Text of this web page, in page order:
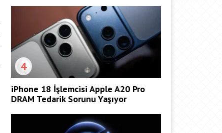
4
iPhone 18 İşlemcisi Apple A20 Pro
DRAM Tedarik Sorunu Yaşıyor